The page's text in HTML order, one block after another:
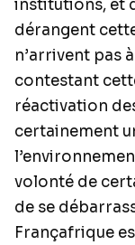
institutions, et
dérangent
n’arrivent pas
contestant
réactivation
certainement
volonté de
de se
Françafrique